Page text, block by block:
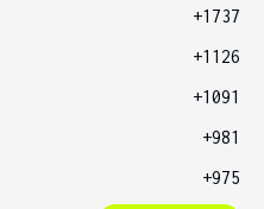
+1737
+1126
+1091
+981
+975